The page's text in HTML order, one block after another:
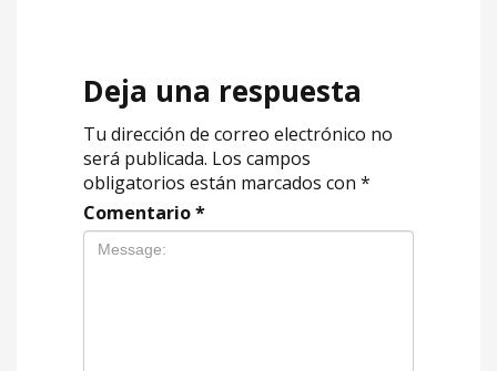
Deja una respuesta
Tu dirección de correo electrónico no
será publicada. Los campos
obligatorios están marcados con *
Comentario*